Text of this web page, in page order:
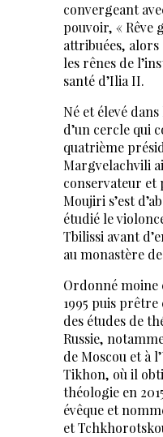
convergeant
pouvoir, « Rêve
attribuées,
les rênes de
santé d’Ilia II.
Né et élevé
d’un cercle qui
quatrième
Margvelachvili
conservateur et
Moujiri s’est
étudié le
Tbilissi avant
au monastère
Ordonné moine
1995 puis
des études de
Russie,
de Moscou et à
Tikhon, où il
théologie en
évêque et
et